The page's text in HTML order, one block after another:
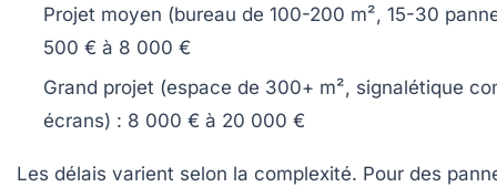
Projet moyen (bureau de 100-200 m², 15-30
500 € à 8 000 €
Grand projet (espace de 300+ m², signalétique
écrans) : 8 000 € à 20 000 €
Les délais varient selon la complexité. Pour des